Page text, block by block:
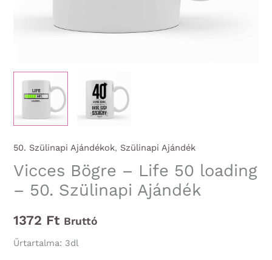
50. Szülinapi Ajándékok, Szülinapi Ajándék
Vicces Bögre – Life 50 loading
– 50. Szülinapi Ajándék
1372 Ft Bruttó
Űrtartalma: 3dl